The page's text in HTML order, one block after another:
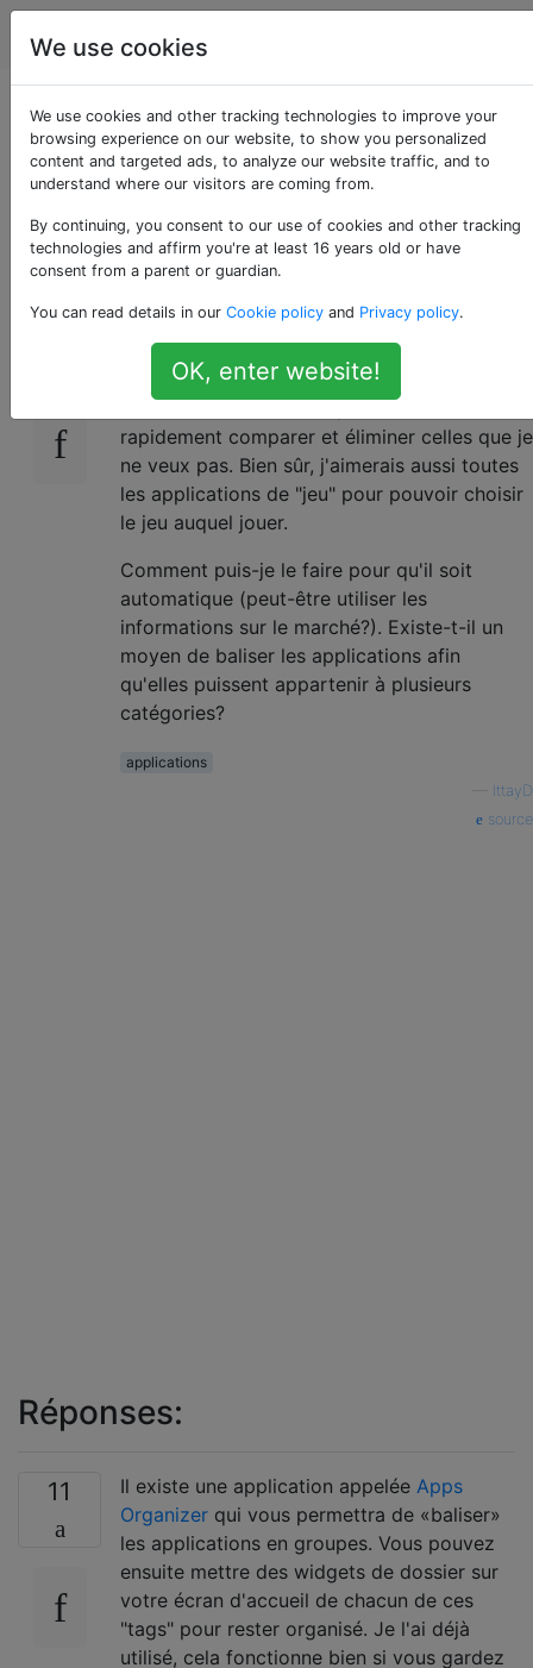
Android
Comment classer les
applications sur mon
téléphone?
17
Je télécharge de nombreuses applications,
mais je les oublie. Je voudrais être en mesure
de voir toutes mes applications de "prise de
notes", "tâches", etc. Je peux donc
rapidement comparer et éliminer celles que je
ne veux pas. Bien sûr, j'aimerais aussi toutes
les applications de "jeu" pour pouvoir choisir
le jeu auquel jouer.
Comment puis-je le faire pour qu'il soit
automatique (peut-être utiliser les
informations sur le marché?). Existe-t-il un
moyen de baliser les applications afin
qu'elles puissent appartenir à plusieurs
catégories?
applications
IttayD
source
Réponses:
11 Il existe une application appelée Apps
Organizer qui vous permettra de «baliser»
les applications en groupes. Vous pouvez
ensuite mettre des widgets de dossier sur
votre écran d'accueil de chacun de ces
"tags" pour rester organisé. Je l'ai déjà
utilisé, cela fonctionne bien si vous gardez
We use cookies
We use cookies and other tracking technologies to improve your
browsing experience on our website, to show you personalized
content and targeted ads, to analyze our website traffic, and to
understand where our visitors are coming from.
By continuing, you consent to our use of cookies and other tracking
technologies and affirm you're at least 16 years old or have
consent from a parent or guardian.
You can read details in our Cookie policy and Privacy policy.
OK, enter website!